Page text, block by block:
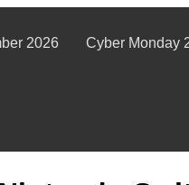
2026 Cyber Monday